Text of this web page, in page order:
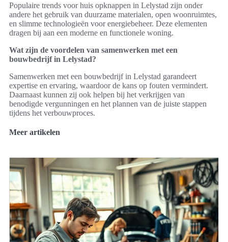
Populaire trends voor huis opknappen in Lelystad zijn onder
andere het gebruik van duurzame materialen, open woonruimtes,
en slimme technologieën voor energiebeheer. Deze elementen
dragen bij aan een moderne en functionele woning.
Wat zijn de voordelen van samenwerken met een
bouwbedrijf in Lelystad?
Samenwerken met een bouwbedrijf in Lelystad garandeert
expertise en ervaring, waardoor de kans op fouten vermindert.
Daarnaast kunnen zij ook helpen bij het verkrijgen van
benodigde vergunningen en het plannen van de juiste stappen
tijdens het verbouwproces.
Meer artikelen